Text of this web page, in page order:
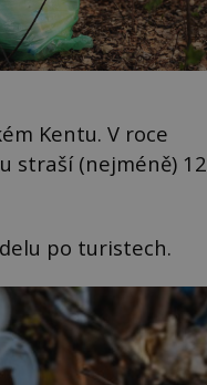
Kentu. V roce
straší (nejméně) 12
po turistech.